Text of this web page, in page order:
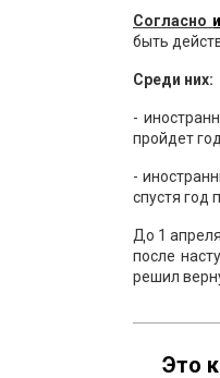
Согласно
быть
Среди них:
-
пройдет
-
спустя год
До 1
после
решил
Это